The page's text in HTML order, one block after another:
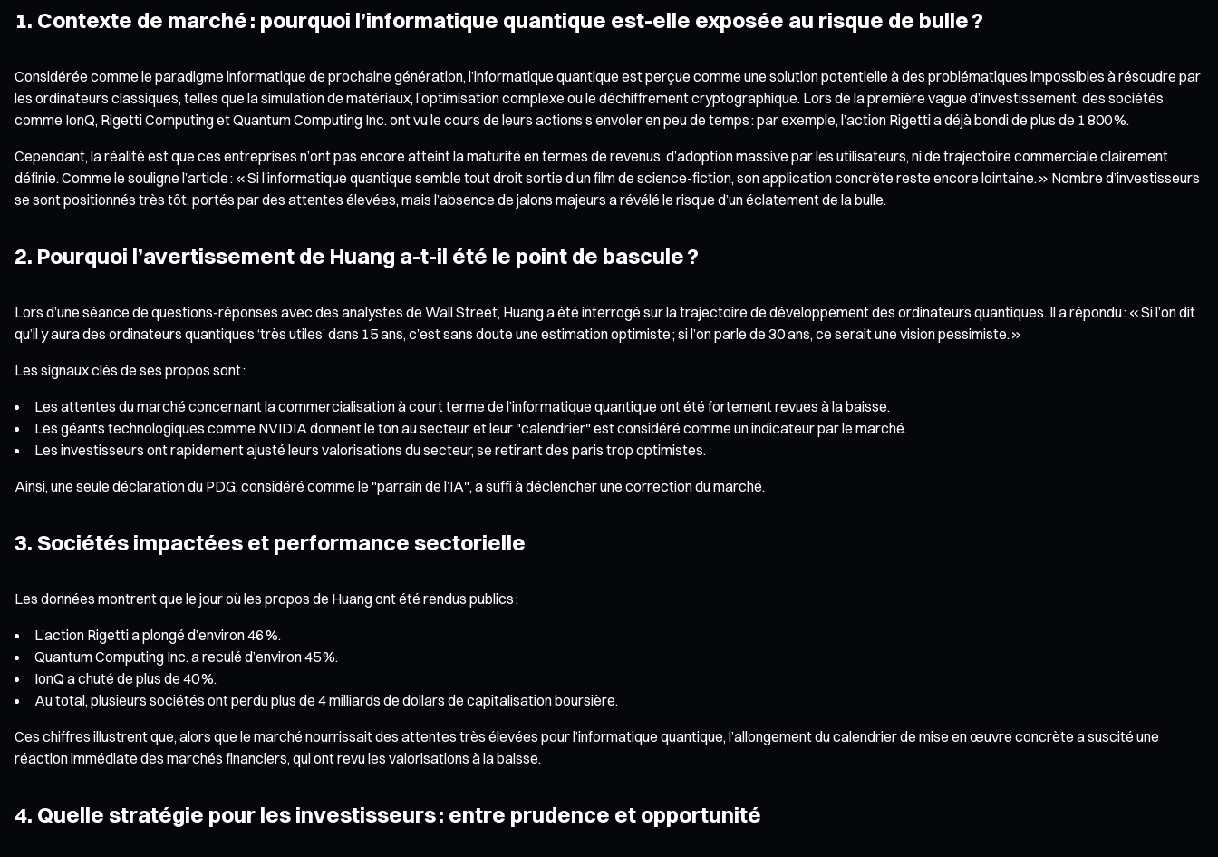
1. Contexte de marché : pourquoi l’informatique quantique est-elle exposée au risque de bulle ?
Considérée comme le paradigme informatique de prochaine génération, l’informatique quantique est perçue comme une solution potentielle à des problématiques impossibles à résoudre par
les ordinateurs classiques, telles que la simulation de matériaux, l’optimisation complexe ou le déchiffrement cryptographique. Lors de la première vague d’investissement, des sociétés
comme IonQ, Rigetti Computing et Quantum Computing Inc. ont vu le cours de leurs actions s’envoler en peu de temps : par exemple, l’action Rigetti a déjà bondi de plus de 1 800 %.
Cependant, la réalité est que ces entreprises n’ont pas encore atteint la maturité en termes de revenus, d’adoption massive par les utilisateurs, ni de trajectoire commerciale clairement
définie. Comme le souligne l’article : « Si l’informatique quantique semble tout droit sortie d’un film de science-fiction, son application concrète reste encore lointaine. » Nombre d’investisseurs
se sont positionnés très tôt, portés par des attentes élevées, mais l’absence de jalons majeurs a révélé le risque d’un éclatement de la bulle.
2. Pourquoi l’avertissement de Huang a-t-il été le point de bascule ?
Lors d’une séance de questions-réponses avec des analystes de Wall Street, Huang a été interrogé sur la trajectoire de développement des ordinateurs quantiques. Il a répondu : « Si l’on dit
qu’il y aura des ordinateurs quantiques ‘très utiles’ dans 15 ans, c’est sans doute une estimation optimiste ; si l’on parle de 30 ans, ce serait une vision pessimiste. »
Les signaux clés de ses propos sont :
Les attentes du marché concernant la commercialisation à court terme de l’informatique quantique ont été fortement revues à la baisse.
Les géants technologiques comme NVIDIA donnent le ton au secteur, et leur "calendrier" est considéré comme un indicateur par le marché.
Les investisseurs ont rapidement ajusté leurs valorisations du secteur, se retirant des paris trop optimistes.
Ainsi, une seule déclaration du PDG, considéré comme le "parrain de l’IA", a suffi à déclencher une correction du marché.
3. Sociétés impactées et performance sectorielle
Les données montrent que le jour où les propos de Huang ont été rendus publics :
L’action Rigetti a plongé d’environ 46 %.
Quantum Computing Inc. a reculé d’environ 45 %.
IonQ a chuté de plus de 40 %.
Au total, plusieurs sociétés ont perdu plus de 4 milliards de dollars de capitalisation boursière.
Ces chiffres illustrent que, alors que le marché nourrissait des attentes très élevées pour l’informatique quantique, l’allongement du calendrier de mise en œuvre concrète a suscité une
réaction immédiate des marchés financiers, qui ont revu les valorisations à la baisse.
4. Quelle stratégie pour les investisseurs : entre prudence et opportunité